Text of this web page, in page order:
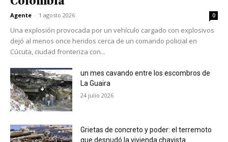
Agente - 1 agosto 2026 0
Una explosión provocada por un vehículo cargado con explosivos
dejó al menos once heridos cerca de un comando policial en
Cúcuta, ciudad fronteriza con...
un mes cavando entre los escombros de
La Guaira
24 julio 2026
Grietas de concreto y poder: el terremoto
que desnudó la vivienda chavista